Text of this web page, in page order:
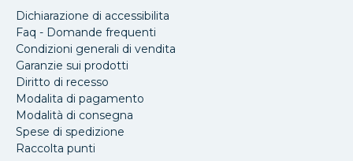
Dichiarazione di accessibilita
Faq - Domande frequenti
Condizioni generali di vendita
Garanzie sui prodotti
Diritto di recesso
Modalita di pagamento
Modalità di consegna
Spese di spedizione
Raccolta punti